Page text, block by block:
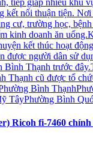
kết nối thuận tiện.
cư, trường học,
kinh doanh ăn
kết thúc hoạt
được người dân sử
Bình Thạnh trước
Thạnh cũ được tổ
Bình
TâyPhường Bình
Ricoh fi-7460 chính